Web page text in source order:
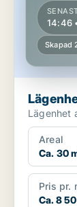
14:46
Skapad
Lägenhet
Areal
Ca. 30
Pris pr.
Ca. 8